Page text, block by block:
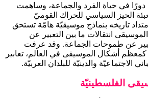
دورًا في حياة الفرد والجماعة، وساهمت
الحيز السياسي للحراك القوميّ
تاريخه بنماذج موسيقيّة هامّة تستحق
انتقالات ما بين التعبير عن
عن طموحات الجماعة. وقد عرفت
كمعظم أشكال الموسيقى في العالم، تعابير
الاجتماعيّة والدينيّة للبلدان العربيّة.
الفلسطينيّة